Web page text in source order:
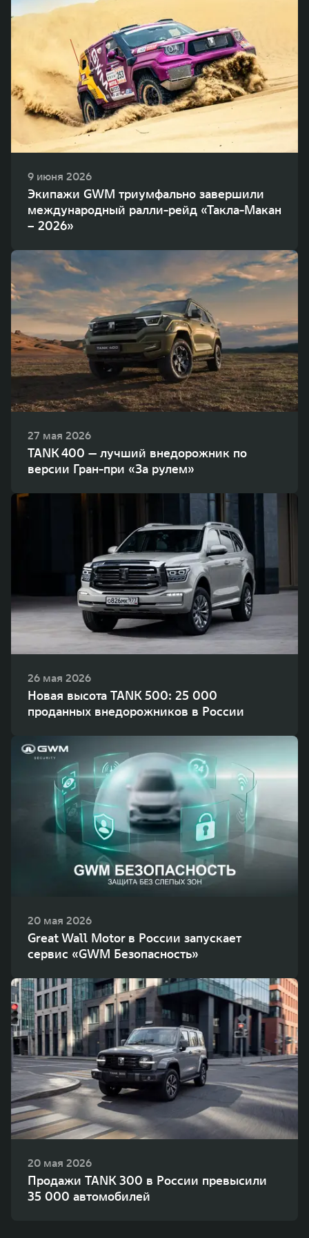
9 июня 2026
Экипажи GWM триумфально завершили
международный ралли-рейд «Такла-Макан
– 2026»
27 мая 2026
TANK 400 — лучший внедорожник по
версии Гран-при «За рулем»
26 мая 2026
Новая высота TANK 500: 25 000
проданных внедорожников в России
20 мая 2026
Great Wall Motor в России запускает
сервис «GWM Безопасность»
20 мая 2026
Продажи TANK 300 в России превысили
35 000 автомобилей